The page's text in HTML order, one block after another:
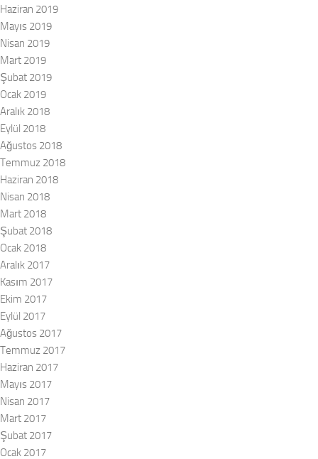
Haziran 2019
Mayıs 2019
Nisan 2019
Mart 2019
Şubat 2019
Ocak 2019
Aralık 2018
Eylül 2018
Ağustos 2018
Temmuz 2018
Haziran 2018
Nisan 2018
Mart 2018
Şubat 2018
Ocak 2018
Aralık 2017
Kasım 2017
Ekim 2017
Eylül 2017
Ağustos 2017
Temmuz 2017
Haziran 2017
Mayıs 2017
Nisan 2017
Mart 2017
Şubat 2017
Ocak 2017